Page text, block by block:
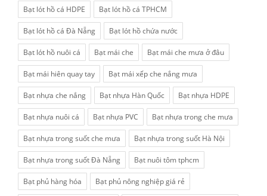
Bạt lót hồ cá HDPE Bạt lót hồ cá TPHCM
Bạt lót hồ cá Đà Nẵng Bạt lót hồ chứa nước
Bạt lót hồ nuôi cá Bạt mái che Bạt mái che mưa ở đâu
Bạt mái hiên quay tay Bạt mái xếp che nắng mưa
Bạt nhựa che nắng Bạt nhựa Hàn Quốc Bạt nhựa HDPE
Bạt nhựa nuôi cá Bạt nhựa PVC Bạt nhựa trong che mưa
Bạt nhựa trong suốt che mưa Bạt nhựa trong suốt Hà Nội
Bạt nhựa trong suốt Đà Nẵng Bạt nuôi tôm tphcm
Bạt phủ hàng hóa Bạt phủ nông nghiệp giá rẻ